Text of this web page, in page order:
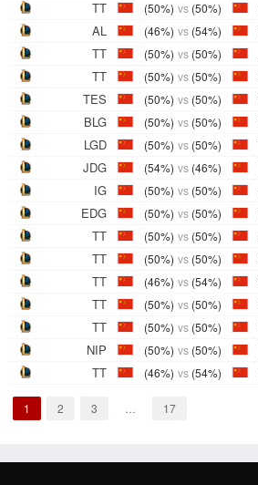
TT (50%) vs (50%)
AL (46%) vs (54%)
TT (50%) vs (50%)
TT (50%) vs (50%)
TES (50%) vs (50%)
BLG (50%) vs (50%)
LGD (50%) vs (50%)
JDG (54%) vs (46%)
IG (50%) vs (50%)
EDG (50%) vs (50%)
TT (50%) vs (50%)
TT (50%) vs (50%)
TT (46%) vs (54%)
TT (50%) vs (50%)
TT (50%) vs (50%)
NIP (50%) vs (50%)
TT (46%) vs (54%)
1 2 3 17